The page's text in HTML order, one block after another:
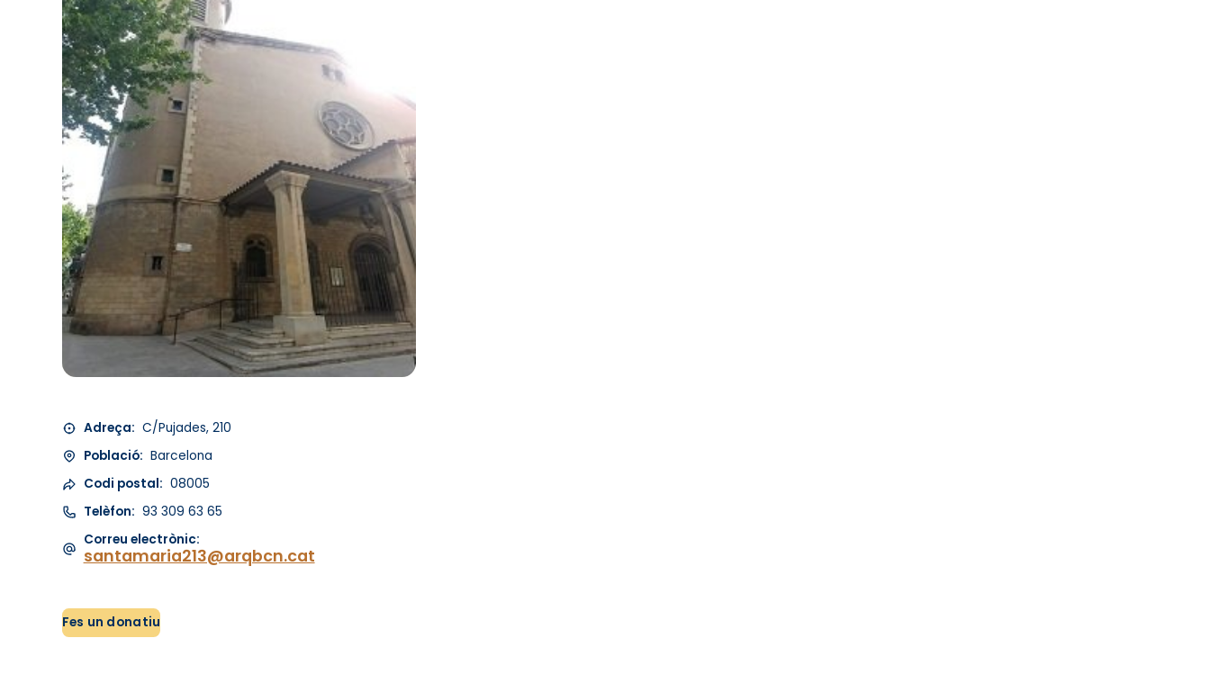
Adreça: C/Pujades, 210
Població: Barcelona
Codi postal: 08005
Telèfon: 93 309 63 65
Correu electrònic:
santamaria213@arqbcn.cat
Fes un donatiu